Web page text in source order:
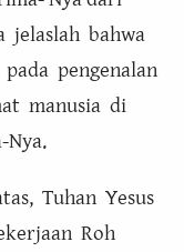
jelaslah bahwa
pengenalan
manusia di
Nya.
Tuhan Yesus
Roh